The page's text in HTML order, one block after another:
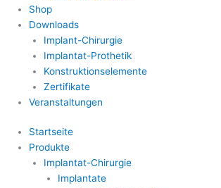
Shop
Downloads
Implant-Chirurgie
Implantat-Prothetik
Konstruktionselemente
Zertifikate
Veranstaltungen
Startseite
Produkte
Implantat-Chirurgie
Implantate